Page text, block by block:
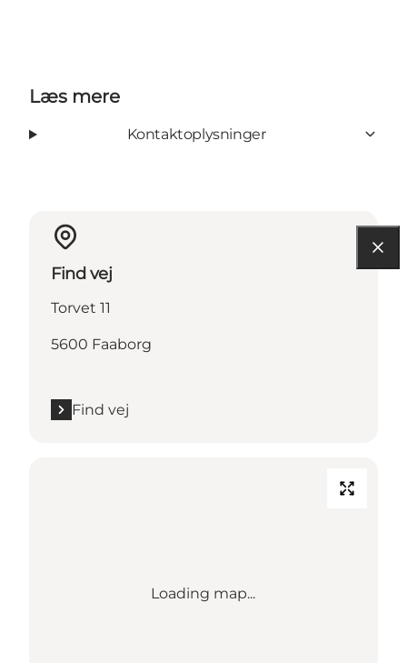
Læs mere
Kontaktoplysninger
Find vej
Torvet 11
5600 Faaborg
Find vej
Loading map...